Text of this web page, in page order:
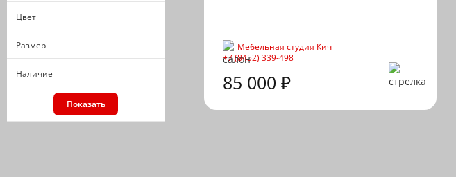
Цвет
Размер
Наличие
Показать
Мебельная студия Кич
+7 (8452) 339-498
85 000 ₽